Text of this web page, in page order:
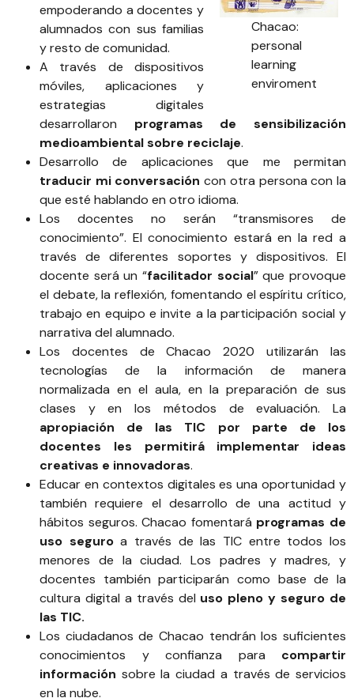
Chacao:
personal
learning
enviroment
empoderando a docentes y
alumnados con sus familias
y resto de comunidad.
A través de dispositivos
móviles, aplicaciones y
estrategias digitales
desarrollaron programas de sensibilización
medioambiental sobre reciclaje.
Desarrollo de aplicaciones que me permitan
traducir mi conversación con otra persona con la
que esté hablando en otro idioma.
Los docentes no serán “transmisores de
conocimiento”. El conocimiento estará en la red a
través de diferentes soportes y dispositivos. El
docente será un “facilitador social” que provoque
el debate, la reflexión, fomentando el espíritu crítico,
trabajo en equipo e invite a la participación social y
narrativa del alumnado.
Los docentes de Chacao 2020 utilizarán las
tecnologías de la información de manera
normalizada en el aula, en la preparación de sus
clases y en los métodos de evaluación. La
apropiación de las TIC por parte de los
docentes les permitirá implementar ideas
creativas e innovadoras.
Educar en contextos digitales es una oportunidad y
también requiere el desarrollo de una actitud y
hábitos seguros. Chacao fomentará programas de
uso seguroa través de las TIC entre todos los
menores de la ciudad. Los padres y madres, y
docentes también participarán como base de la
cultura digital a través del uso pleno y seguro de
las TIC.
Los ciudadanos de Chacao tendrán los suficientes
conocimientos y confianza para compartir
información sobre la ciudad a través de servicios
en la nube.